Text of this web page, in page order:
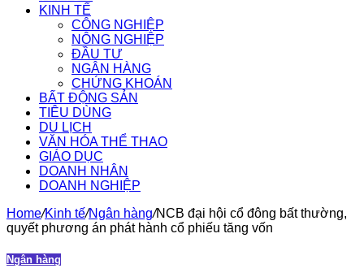
KINH TẾ
CÔNG NGHIỆP
NÔNG NGHIỆP
ĐẦU TƯ
NGÂN HÀNG
CHỨNG KHOÁN
BẤT ĐỘNG SẢN
TIÊU DÙNG
DU LỊCH
VĂN HÓA THỂ THAO
GIÁO DỤC
DOANH NHÂN
DOANH NGHIỆP
Home/Kinh tế/Ngân hàng/NCB đại hội cổ đông bất thường,
quyết phương án phát hành cổ phiếu tăng vốn
Ngân hàng